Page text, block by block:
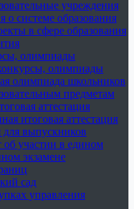
учреждения
системе образования
в сфере образования
олимпиады
олимпиады
олимпиада школьников
предметам
аттестация
итоговая аттестация
выпускников
участии в едином
экзамене
сад
управления